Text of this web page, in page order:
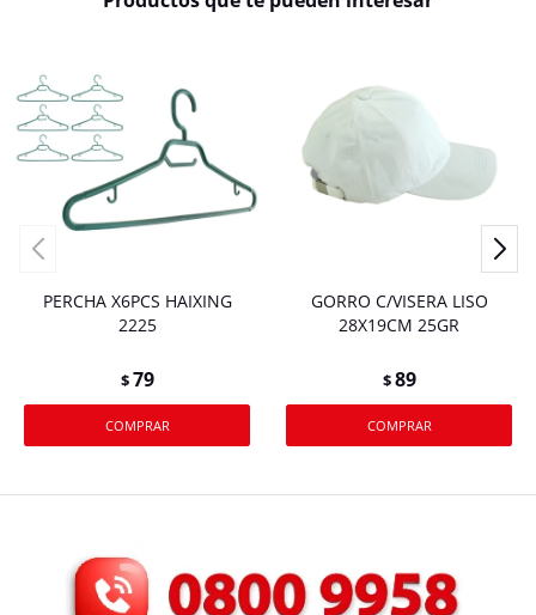
PERCHA X6PCS HAIXING
2225
$79
GORRO C/VISERA LISO
28X19CM 25GR
$89